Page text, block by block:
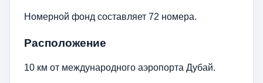
Номерной фонд составляет 72 номера.
Расположение
10 км от международного аэропорта Дубай.